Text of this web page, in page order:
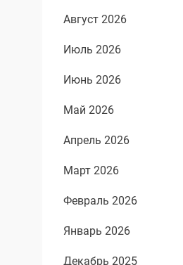
Август 2026
Июль 2026
Июнь 2026
Май 2026
Апрель 2026
Март 2026
Февраль 2026
Январь 2026
Декабрь 2025